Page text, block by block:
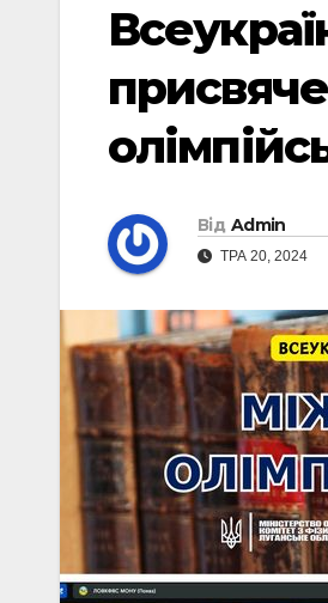
Від Admin
ТРА 20, 2024